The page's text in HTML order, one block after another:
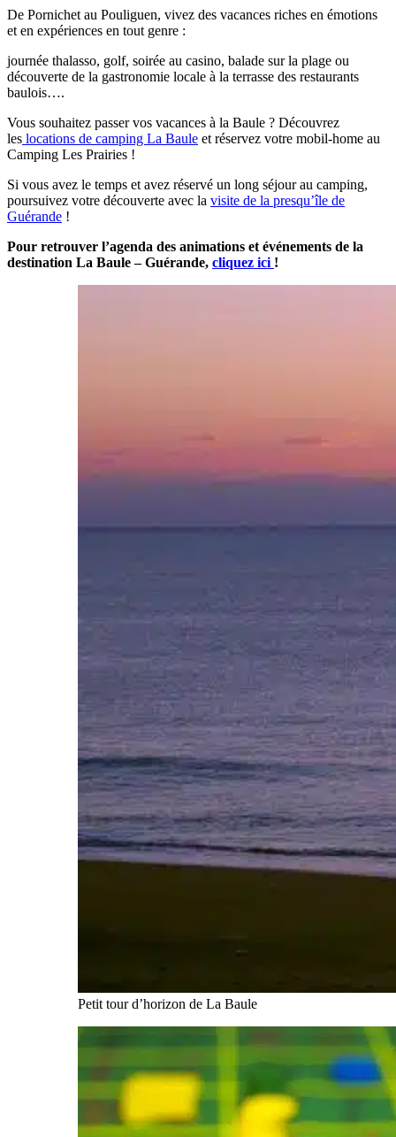
De Pornichet au Pouliguen, vivez des vacances riches en émotions
et en expériences en tout genre :
journée thalasso, golf, soirée au casino, balade sur la plage ou
découverte de la gastronomie locale à la terrasse des restaurants
baulois….
Vous souhaitez passer vos vacances à la Baule ? Découvrez
les locations de camping La Baule et réservez votre mobil-home au
Camping Les Prairies !
Si vous avez le temps et avez réservé un long séjour au camping,
poursuivez votre découverte avec la visite de la presqu’île de
Guérande !
Pour retrouver l’agenda des animations et événements de la
destination La Baule – Guérande, cliquez ici !
Petit tour d’horizon de La Baule